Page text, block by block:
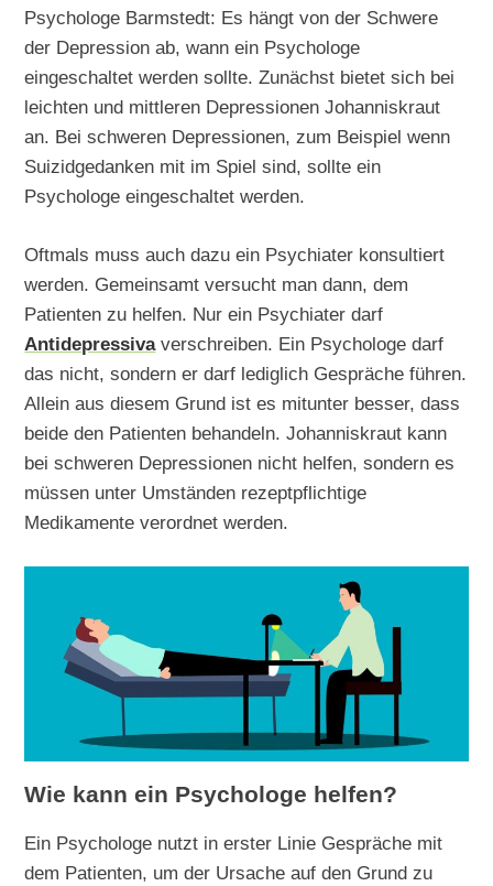
Psychologe Barmstedt: Es hängt von der Schwere
der Depression ab, wann ein Psychologe
eingeschaltet werden sollte. Zunächst bietet sich bei
leichten und mittleren Depressionen Johanniskraut
an. Bei schweren Depressionen, zum Beispiel wenn
Suizidgedanken mit im Spiel sind, sollte ein
Psychologe eingeschaltet werden.
Oftmals muss auch dazu ein Psychiater konsultiert
werden. Gemeinsamt versucht man dann, dem
Patienten zu helfen. Nur ein Psychiater darf
Antidepressivaverschreiben. Ein Psychologe darf
das nicht, sondern er darf lediglich Gespräche führen.
Allein aus diesem Grund ist es mitunter besser, dass
beide den Patienten behandeln. Johanniskraut kann
bei schweren Depressionen nicht helfen, sondern es
müssen unter Umständen rezeptpflichtige
Medikamente verordnet werden.
Wie kann ein Psychologe helfen?
Ein Psychologe nutzt in erster Linie Gespräche mit
dem Patienten, um der Ursache auf den Grund zu